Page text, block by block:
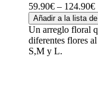
59.90€ – 124.90€
Añadir a la lista
Un arreglo floral
diferentes flores
S,M y L.